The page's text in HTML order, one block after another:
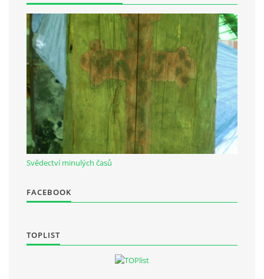
DOKUMENTY OVJK
Občanská vzdělávací jednota "Komenský" v Choceradech z.s.
Chocerady 4
257 24 Chocerady
IČ: 498 28 614
Kontaktní osoba:
Mgr. Miroslava Cinkeisová
723 967 851
Svědectví minulých časů
FACEBOOK
TOPLIST